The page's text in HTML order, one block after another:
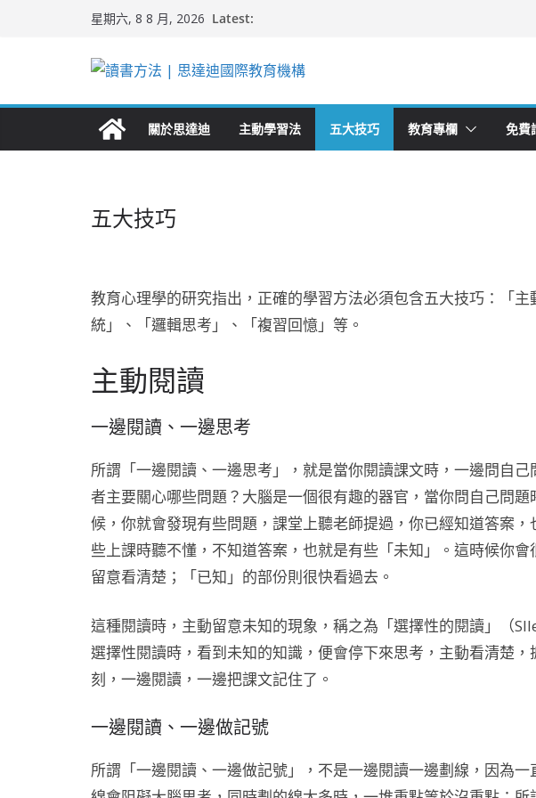
星期六, 8 8 月, 2026 Latest:
關於思達迪 主動學習法 五大技巧 教育專欄 免費
五大技巧
教育心理學的研究指出，正確的學習方法必須包含五大技巧：「
統」、「邏輯思考」、「複習回憶」等。
主動閱讀
一邊閱讀、一邊思考
所謂「一邊閱讀、一邊思考」，就是當你閱讀課文時，一邊問自
者主要關心哪些問題？大腦是一個很有趣的器官，當你問自己問
候，你就會發現有些問題，課堂上聽老師提過，你已經知道答案
些上課時聽不懂，不知道答案，也就是有些「未知」。這時候你
留意看清楚；「已知」的部份則很快看過去。
這種閱讀時，主動留意未知的現象，稱之為「選擇性的閱讀」（
選擇性閱讀時，看到未知的知識，便會停下來思考，主動看清楚
刻，一邊閱讀，一邊把課文記住了。
一邊閱讀、一邊做記號
所謂「一邊閱讀、一邊做記號」，不是一邊閱讀一邊劃線，因為一